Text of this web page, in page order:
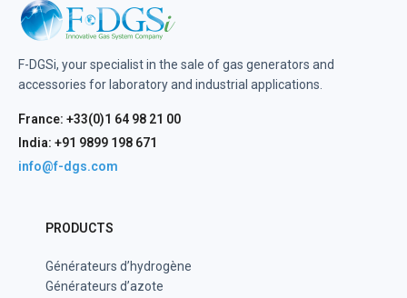
F-DGSi, your specialist in the sale of gas generators and
accessories for laboratory and industrial applications.
France: +33(0)1 64 98 21 00
India: +91 9899 198 671
info@f-dgs.com
PRODUCTS
Générateurs d’hydrogène
Générateurs d’azote